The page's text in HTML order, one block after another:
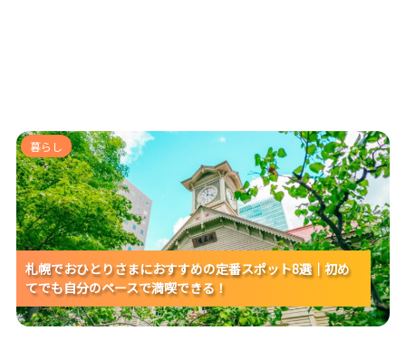
札幌でおひとりさまにおすすめの定番スポット8選｜初
めてでも自分のペースで満喫できる！
札幌でおひとりさまにおすすめの定番スポット8選｜初め
てでも自分のペースで満喫できる！
札幌でおひとりさまにおすすめの定番スポット8選｜初め
てでも自分のペースで満喫できる！
札幌でおひとりさまにおすすめの定番スポット8選｜初め
てでも自分のペースで満喫できる！
暮らし